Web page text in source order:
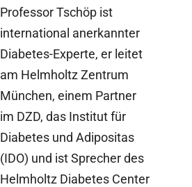
Professor Tschöp ist
international anerkannter
Diabetes-Experte, er leitet
am Helmholtz Zentrum
München, einem Partner
im DZD, das Institut für
Diabetes und Adipositas
(IDO) und ist Sprecher des
Helmholtz Diabetes Center